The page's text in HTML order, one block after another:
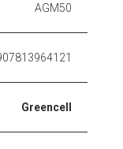
AGM50
Greencell